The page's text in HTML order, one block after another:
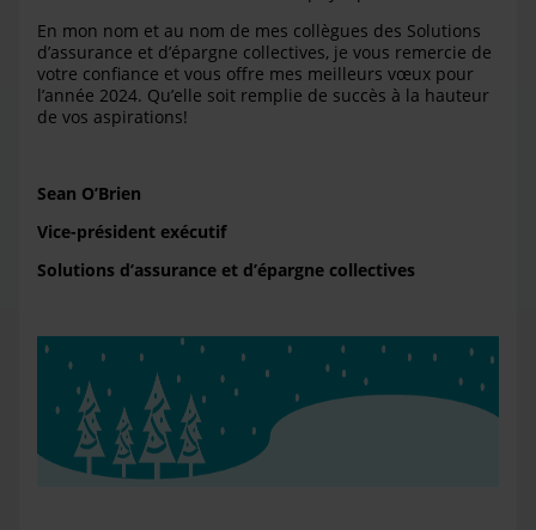
En mon nom et au nom de mes collègues des Solutions
d’assurance et d’épargne collectives, je vous remercie de
votre confiance et vous offre mes meilleurs vœux pour
l’année 2024. Qu’elle soit remplie de succès à la hauteur
de vos aspirations!
Sean O’Brien
Vice-président exécutif
Solutions d’assurance et d’épargne collectives